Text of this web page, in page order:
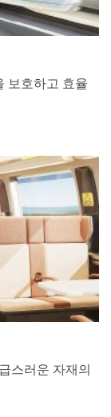
보호하고 효율
스러운 자재의